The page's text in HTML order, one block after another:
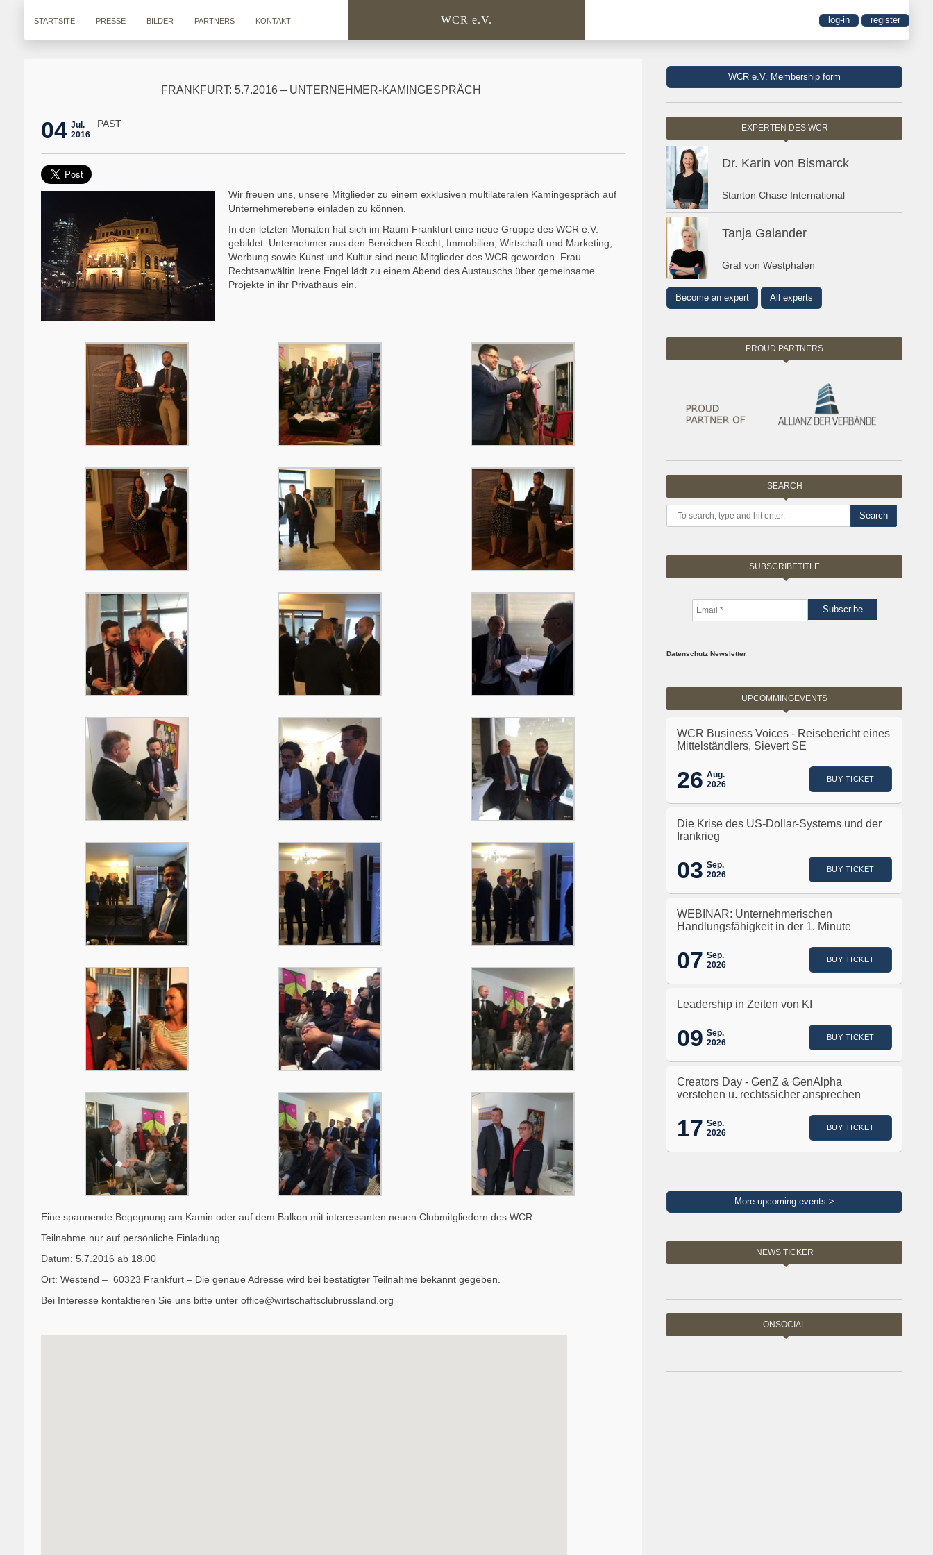
STARTSITE PRESSE BILDER PARTNERS KONTAKT WCR e.V. log-in register
FRANKFURT: 5.7.2016 – UNTERNEHMER-KAMINGESPRÄCH
04 Jul.
2016
PAST
Wir freuen uns, unsere Mitglieder zu einem exklusiven multilateralen Kamingespräch auf
Unternehmerebene einladen zu können.
In den letzten Monaten hat sich im Raum Frankfurt eine neue Gruppe des WCR e.V.
gebildet. Unternehmer aus den Bereichen Recht, Immobilien, Wirtschaft und Marketing,
Werbung sowie Kunst und Kultur sind neue Mitglieder des WCR geworden. Frau
Rechtsanwältin Irene Engel lädt zu einem Abend des Austauschs über gemeinsame
Projekte in ihr Privathaus ein.
Eine spannende Begegnung am Kamin oder auf dem Balkon mit interessanten neuen Clubmitgliedern des WCR.
Teilnahme nur auf persönliche Einladung.
Datum: 5.7.2016 ab 18.00
Ort: Westend – 60323 Frankfurt – Die genaue Adresse wird bei bestätigter Teilnahme bekannt gegeben.
Bei Interesse kontaktieren Sie uns bitte unter office@wirtschaftsclubrussland.org
WCR e.V. Membership form
EXPERTEN DES WCR
Dr. Karin von Bismarck
Stanton Chase International
Tanja Galander
Graf von Westphalen
Become an expert All experts
PROUD PARTNERS
SEARCH
Search
SUBSCRIBETITLE
Datenschutz Newsletter
UPCOMMINGEVENTS
WCR Business Voices - Reisebericht eines
Mittelständlers, Sievert SE
26 Aug.
2026
BUY TICKET
Die Krise des US-Dollar-Systems und der
Irankrieg
03 Sep.
2026
BUY TICKET
WEBINAR: Unternehmerischen
Handlungsfähigkeit in der 1. Minute
07 Sep.
2026
BUY TICKET
Leadership in Zeiten von KI
09 Sep.
2026
BUY TICKET
Creators Day - GenZ & GenAlpha
verstehen u. rechtssicher ansprechen
17 Sep.
2026
BUY TICKET
More upcoming events >
NEWS TICKER
ONSOCIAL